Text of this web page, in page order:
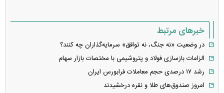
خبرهای مرتبط
در وضعیت «نه جنگ، نه توافق» سرمایه‌گذاران چه کنند؟
الزامات بازسازی فولاد و پتروشیمی با مختصات بازار سهام
رشد ۱۷ درصدی حجم معاملات فرابورس ایران
امروز صندوق‌های طلا و نقره درخشیدند